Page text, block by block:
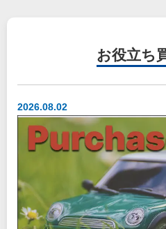
お役立ち
2026.08.02